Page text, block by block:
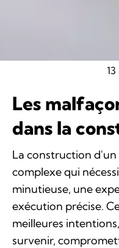
Les
dans la
La construction
complexe qui
minutieuse, une
exécution précise.
meilleures
survenir,